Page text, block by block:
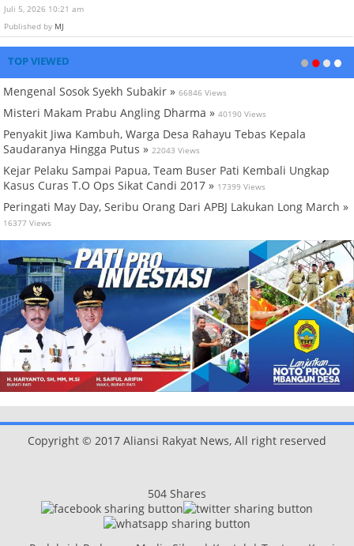
Juli 5, 2026 10:21 am
Published by MJ
TOP VIEWED
Mengenal Sosok Syekh Subakir » 66846 Views
Misteri Makam Prabu Angling Dharma » 40190 Views
Penyakit Jiwa Kambuh, Warga Desa Rahayu Tebas Kepala
Saudaranya Hingga Putus » 22043 Views
Kejar Pelaku Sampai Papua, Team Buser Pati Kembali Ungkap
Kasus Curas T.O Ops Sikat Candi 2017 » 17399 Views
Peringati May Day, Seribu Orang Dari APBJ Lakukan Long March »
16377 Views
Copyright © 2017 Aliansi Rakyat News, All right reserved
504 Shares